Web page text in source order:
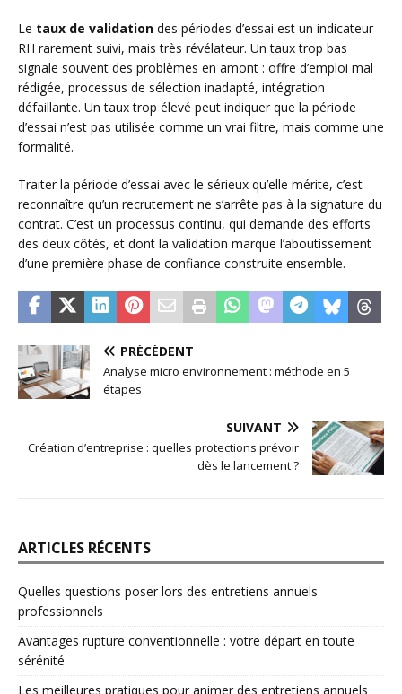
Le taux de validation des périodes d’essai est un indicateur
RH rarement suivi, mais très révélateur. Un taux trop bas
signale souvent des problèmes en amont : offre d’emploi mal
rédigée, processus de sélection inadapté, intégration
défaillante. Un taux trop élevé peut indiquer que la période
d’essai n’est pas utilisée comme un vrai filtre, mais comme une
formalité.
Traiter la période d’essai avec le sérieux qu’elle mérite, c’est
reconnaître qu’un recrutement ne s’arrête pas à la signature du
contrat. C’est un processus continu, qui demande des efforts
des deux côtés, et dont la validation marque l’aboutissement
d’une première phase de confiance construite ensemble.
PRÉCÉDENT
Analyse micro environnement : méthode en 5
étapes
SUIVANT
Création d’entreprise : quelles protections prévoir
dès le lancement ?
ARTICLES RÉCENTS
Quelles questions poser lors des entretiens annuels
professionnels
Avantages rupture conventionnelle : votre départ en toute
sérénité
Les meilleures pratiques pour animer des entretiens annuels